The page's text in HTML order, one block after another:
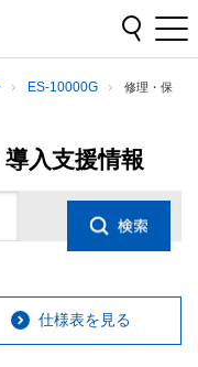
ES-10000G
修理・保
入支援情報
仕様表を見る